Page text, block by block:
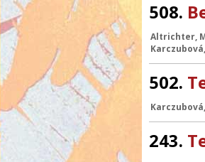
508.
Altrichter,
502.
243.